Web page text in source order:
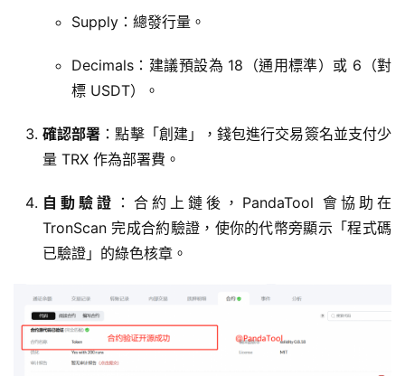
Supply：總發行量。
Decimals：建議預設為 18（通用標準）或 6（對
標 USDT）。
確認部署 ：點擊「創建」，錢包進行交易簽名並支付少
量 TRX 作為部署費。
自動驗證 ：合約上鏈後，PandaTool 會協助在
TronScan 完成合約驗證，使你的代幣旁顯示「程式碼
已驗證」的綠色核章。